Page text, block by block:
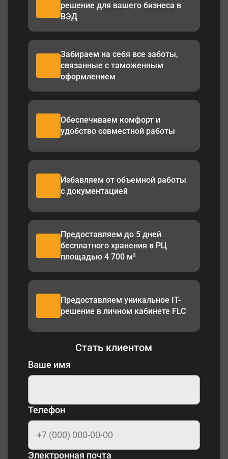
Стать клиентом
Ваше имя
Телефон
Электронная почта
решение для вашего бизнеса в
ВЭД
Забираем на себя все заботы,
связанные с таможенным
оформлением
Обеспечиваем комфорт и
удобство совместной работы
Избавляем от объемной работы
с документацией
Предоставляем до 5 дней
бесплатного хранения в РЦ
площадью 4 700 м²
Предоставляем уникальное IT-
решение в личном кабинете FLC